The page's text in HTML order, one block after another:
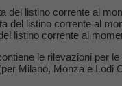
del listino corrente al
del listino corrente al
listino corrente al
le rilevazioni per
Milano, Monza e Lodi